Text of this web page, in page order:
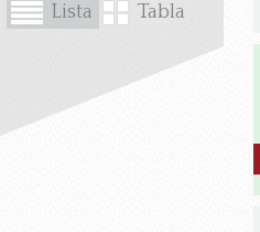
Lista Tabla